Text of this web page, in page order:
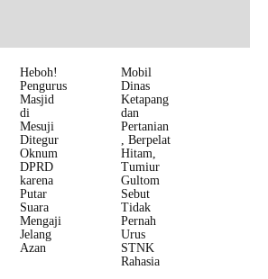
Heboh!
Pengurus
Masjid
di
Mesuji
Ditegur
Oknum
DPRD
karena
Putar
Suara
Mengaji
Jelang
Azan
Mobil
Dinas
Ketapang
dan
Pertanian
, Berpelat
Hitam,
Tumiur
Gultom
Sebut
Tidak
Pernah
Urus
STNK
Rahasia